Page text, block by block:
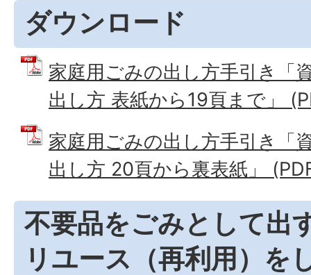
ダウンロード
家庭用ごみの出し方手引き「
出し方 表紙から19頁まで」
家庭用ごみの出し方手引き「
出し方 20頁から裏表紙」
不要品をごみとして出
リユース（再利用）を